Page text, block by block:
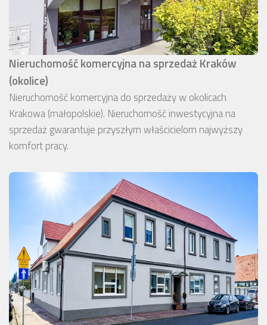
Nieruchomość komercyjna na sprzedaż Kraków
(okolice)
Nieruchomość komercyjna do sprzedaży w okolicach
Krakowa (małopolskie). Nieruchomość inwestycyjna na
sprzedaż gwarantuje przyszłym właścicielom najwyższy
komfort pracy.